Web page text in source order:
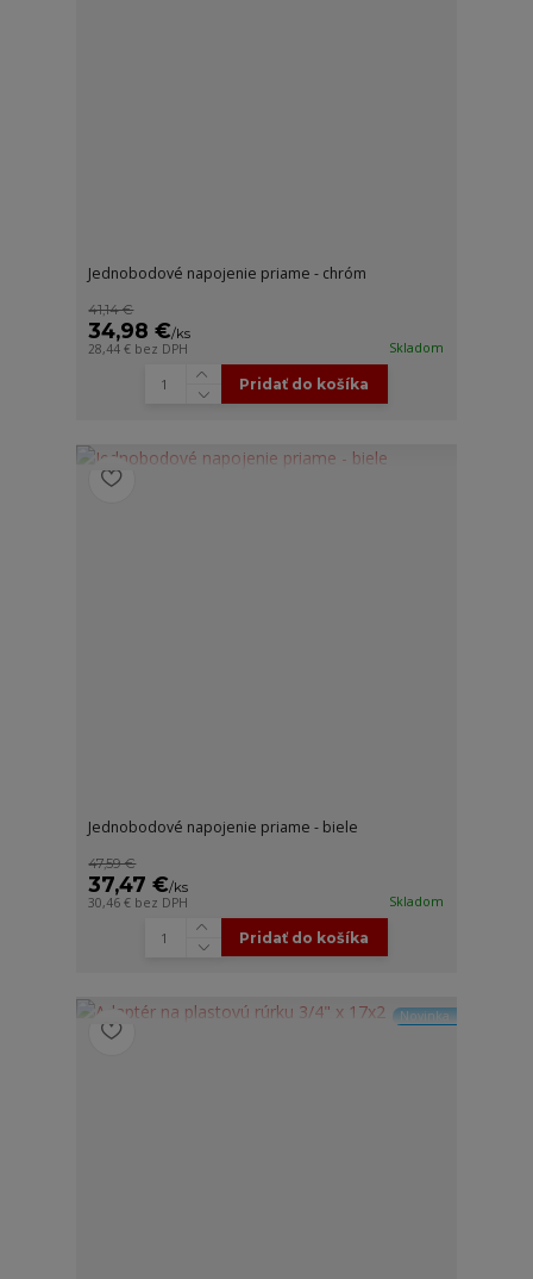
Jednobodové napojenie priame - chróm
41,14 €
34,98 €/ks
28,44 € bez DPH Skladom
Pridať do košíka
Jednobodové napojenie priame - biele
47,59 €
37,47 €/ks
30,46 € bez DPH Skladom
Pridať do košíka
Novinka